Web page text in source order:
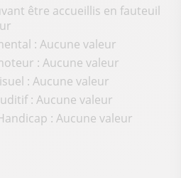
être accueillis en fauteuil
: Aucune valeur
: Aucune valeur
: Aucune valeur
: Aucune valeur
: Aucune valeur